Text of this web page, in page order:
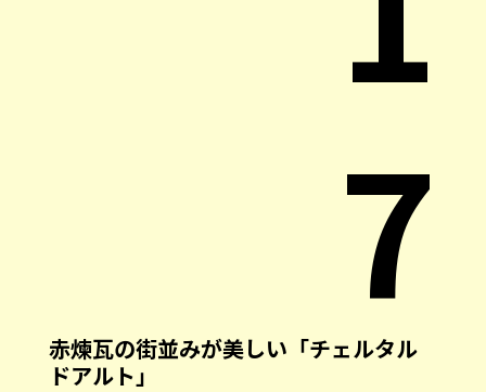
7
赤煉瓦の街並みが美しい「チェルタル
ドアルト」